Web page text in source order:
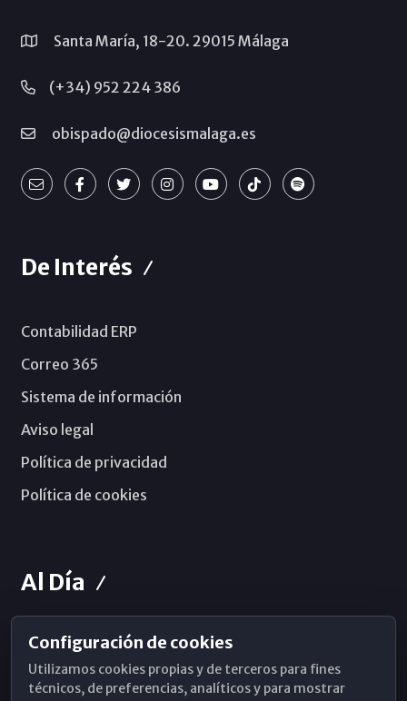
Santa María, 18-20. 29015 Málaga
(+34) 952 224 386
obispado@diocesismalaga.es
De Interés
Contabilidad ERP
Correo 365
Sistema de información
Aviso legal
Política de privacidad
Política de cookies
Al Día
Horarios de Misa
Hemeroteca
Configuración de cookies
Utilizamos cookies propias y de terceros para fines
técnicos, de preferencias, analíticos y para mostrar